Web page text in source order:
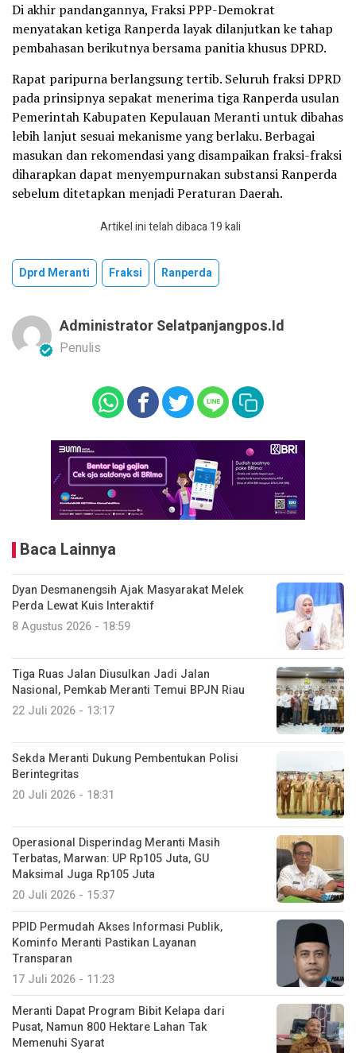
Di akhir pandangannya, Fraksi PPP-Demokrat
menyatakan ketiga Ranperda layak dilanjutkan ke tahap
pembahasan berikutnya bersama panitia khusus DPRD.
Rapat paripurna berlangsung tertib. Seluruh fraksi DPRD
pada prinsipnya sepakat menerima tiga Ranperda usulan
Pemerintah Kabupaten Kepulauan Meranti untuk dibahas
lebih lanjut sesuai mekanisme yang berlaku. Berbagai
masukan dan rekomendasi yang disampaikan fraksi-fraksi
diharapkan dapat menyempurnakan substansi Ranperda
sebelum ditetapkan menjadi Peraturan Daerah.
Artikel ini telah dibaca 19 kali
Dprd Meranti Fraksi Ranperda
Administrator Selatpanjangpos.id
Penulis
Baca Lainnya
Dyan Desmanengsih Ajak Masyarakat Melek
Perda Lewat Kuis Interaktif
8 Agustus 2026 - 18:59
Tiga Ruas Jalan Diusulkan Jadi Jalan
Nasional, Pemkab Meranti Temui BPJN Riau
22 Juli 2026 - 13:17
Sekda Meranti Dukung Pembentukan Polisi
Berintegritas
20 Juli 2026 - 18:31
Operasional Disperindag Meranti Masih
Terbatas, Marwan: UP Rp105 Juta, GU
Maksimal Juga Rp105 Juta
20 Juli 2026 - 15:37
PPID Permudah Akses Informasi Publik,
Kominfo Meranti Pastikan Layanan
Transparan
17 Juli 2026 - 11:23
Meranti Dapat Program Bibit Kelapa dari
Pusat, Namun 800 Hektare Lahan Tak
Memenuhi Syarat